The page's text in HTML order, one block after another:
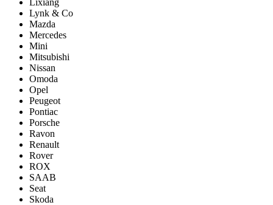
Lixiang
Lynk & Co
Mazda
Mercedes
Mini
Mitsubishi
Nissan
Omoda
Opel
Peugeot
Pontiac
Porsсhe
Ravon
Renault
Rover
ROX
SAAB
Seat
Skoda